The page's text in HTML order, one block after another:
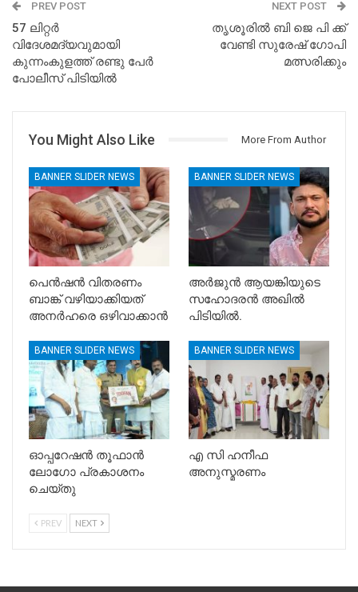
PREV POST
57 ലിറ്റർ
വിദേശമദ്യവുമായി
കുന്നംകുളത്ത് രണ്ടു പേർ
പോലീസ് പിടിയിൽ
NEXT POST
തൃശൂരില്‍ ബി ജെ പി ക്ക്
വേണ്ടി സുരേഷ് ഗോപി
മത്സരിക്കും
You Might Also Like More From Author
BANNER SLIDER NEWS
പെൻഷൻ വിതരണം
ബാങ്ക് വഴിയാക്കിയത്
അനർഹരെ ഒഴിവാക്കാൻ
BANNER SLIDER NEWS
അർജുൻ ആയങ്കിയുടെ
സഹോദരൻ അഖിൽ
പിടിയിൽ.
BANNER SLIDER NEWS
ഓപ്പറേഷൻ തൂഫാൻ
ലോഗോ പ്രകാശനം
ചെയ്തു
BANNER SLIDER NEWS
എ സി ഹനീഫ
അനുസ്മരണം
PREV NEXT